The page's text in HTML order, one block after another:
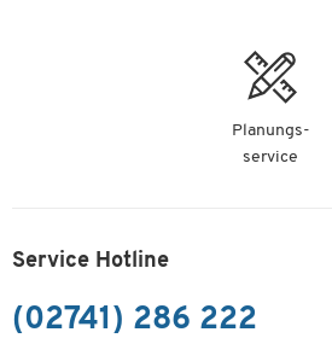
Planungs-
service
Service Hotline
(02741) 286 222